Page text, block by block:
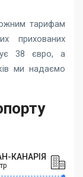
тарифам
прихованих
38 євро, а
ми надаємо
КАНАРІЯ